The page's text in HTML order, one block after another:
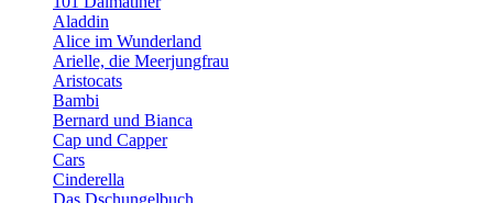
Aladdin
Alice im Wunderland
Arielle, die Meerjungfrau
Aristocats
Bambi
Bernard und Bianca
Cap und Capper
Cars
Cinderella
Das Dschungelbuch